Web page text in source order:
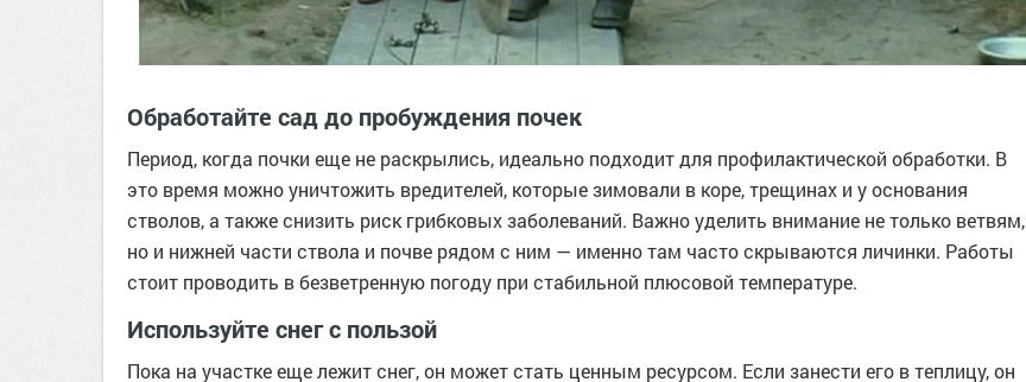
Обработайте сад до пробуждения почек
Период, когда почки еще не раскрылись, идеально подходит для профилактической обработки. В
это время можно уничтожить вредителей, которые зимовали в коре, трещинах и у основания
стволов, а также снизить риск грибковых заболеваний. Важно уделить внимание не только ветвям,
но и нижней части ствола и почве рядом с ним — именно там часто скрываются личинки. Работы
стоит проводить в безветренную погоду при стабильной плюсовой температуре.
Используйте снег с пользой
Пока на участке еще лежит снег, он может стать ценным ресурсом. Если занести его в теплицу, он